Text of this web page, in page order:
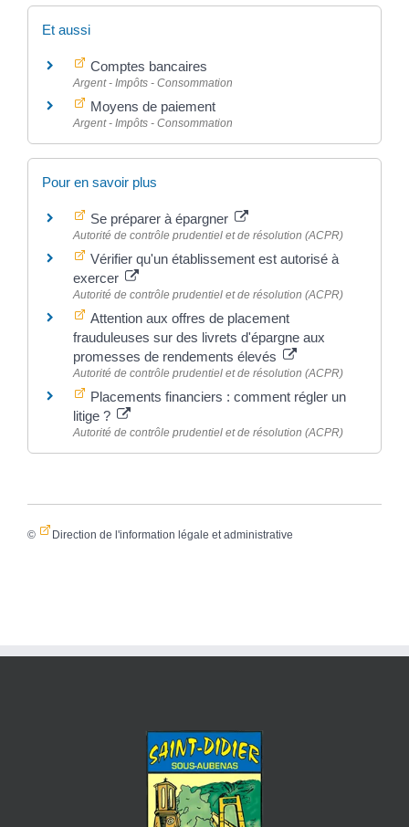
Et aussi
Comptes bancaires
Argent - Impôts - Consommation
Moyens de paiement
Argent - Impôts - Consommation
Pour en savoir plus
Se préparer à épargner
Autorité de contrôle prudentiel et de résolution (ACPR)
Vérifier qu'un établissement est autorisé à
exercer
Autorité de contrôle prudentiel et de résolution (ACPR)
Attention aux offres de placement
frauduleuses sur des livrets d'épargne aux
promesses de rendements élevés
Autorité de contrôle prudentiel et de résolution (ACPR)
Placements financiers : comment régler un
litige ?
Autorité de contrôle prudentiel et de résolution (ACPR)
© Direction de l'information légale et administrative